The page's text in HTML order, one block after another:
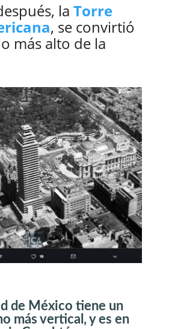
la Torre
, se convirtió
más alto de la
de México tiene un
más vertical, y es en